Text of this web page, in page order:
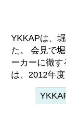
YKKAPは、
た。 会見で
ーカーに徹
は、2012年